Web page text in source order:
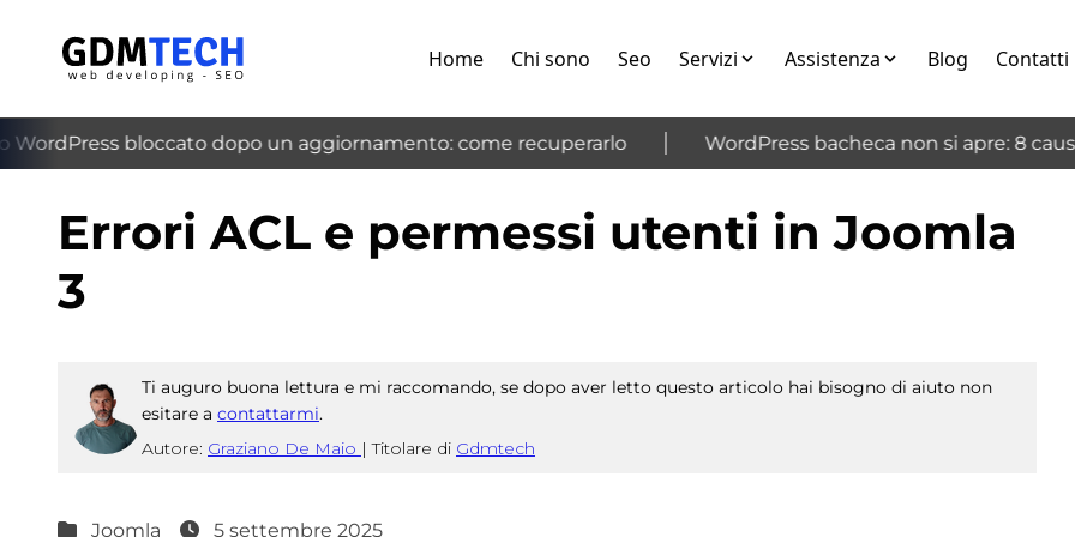
Home Chi sono Seo Servizi Assistenza Blog Contatti
bloccato dopo un aggiornamento: come recuperarlo WordPress bacheca non si apre: 8
‹
Errori ACL e permessi utenti in Joomla
3
Ti auguro buona lettura e mi raccomando, se dopo aver letto questo articolo hai bisogno di aiuto non
esitare a contattarmi.
Autore: Graziano De Maio | Titolare di Gdmtech
Joomla 5 settembre 2025